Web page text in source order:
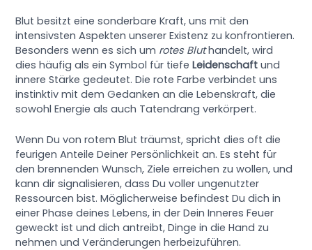
Blut besitzt eine sonderbare Kraft, uns mit den
intensivsten Aspekten unserer Existenz zu konfrontieren.
Besonders wenn es sich um rotes Bluthandelt, wird
dies häufig als ein Symbol für tiefeLeidenschaft und
innere Stärke gedeutet. Die rote Farbe verbindet uns
instinktiv mit dem Gedanken an die Lebenskraft, die
sowohl Energie als auch Tatendrang verkörpert.
Wenn Du von rotem Blut träumst, spricht dies oft die
feurigen Anteile Deiner Persönlichkeit an. Es steht für
den brennenden Wunsch, Ziele erreichen zu wollen, und
kann dir signalisieren, dass Du voller ungenutzter
Ressourcen bist. Möglicherweise befindest Du dich in
einer Phase deines Lebens, in der Dein Inneres Feuer
geweckt ist und dich antreibt, Dinge in die Hand zu
nehmen und Veränderungen herbeizuführen.